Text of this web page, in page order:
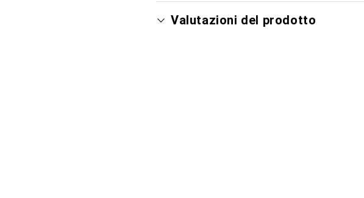
Valutazioni del prodotto